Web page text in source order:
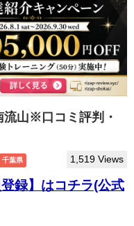
山※口コミ評判・
千葉県 1,519 Views
録】はコチラ(公式